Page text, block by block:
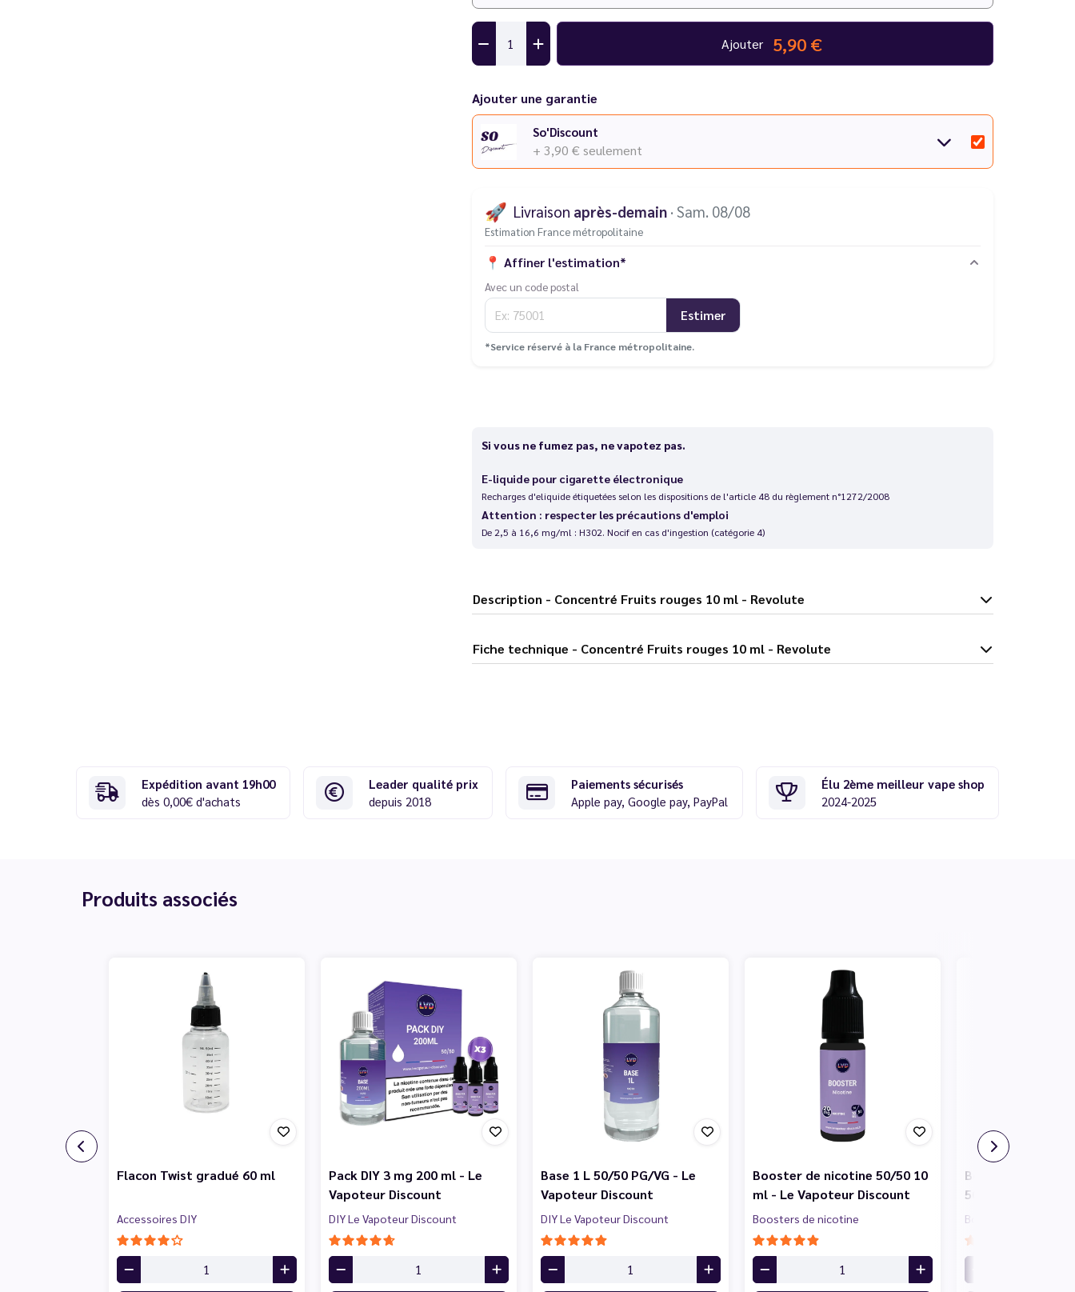
Ajouter 5,90 €
Ajouter une garantie
So'Discount
+ 3,90 € seulement
🚀 Livraison après-demain · Sam. 08/08
Estimation France métropolitaine
📍 Affiner l'estimation*
Avec un code postal
Estimer
*Service réservé à la France métropolitaine.
Si vous ne fumez pas, ne vapotez pas.
E-liquide pour cigarette électronique
Recharges d'eliquide étiquetées selon les dispositions de l'article 48 du règlement n°1272/2008
Attention : respecter les précautions d'emploi
De 2,5 à 16,6 mg/ml : H302. Nocif en cas d'ingestion (catégorie 4)
Description - Concentré Fruits rouges 10 ml - Revolute
Fiche technique - Concentré Fruits rouges 10 ml - Revolute
Expédition avant 19h00
dès 0,00€ d'achats
Leader qualité prix
depuis 2018
Paiements sécurisés
Apple pay, Google pay, PayPal
Élu 2ème meilleur vape shop
2024-2025
Produits associés
Flacon Twist gradué 60 ml
Accessoires DIY
Pack DIY 3 mg 200 ml - Le
Vapoteur Discount
DIY Le Vapoteur Discount
Base 1 L 50/50 PG/VG - Le
Vapoteur Discount
DIY Le Vapoteur Discount
Booster de nicotine 50/50 10
ml - Le Vapoteur Discount
Boosters de nicotine
Booster de
50/50 10 ml - Le
Boosters de nicotine